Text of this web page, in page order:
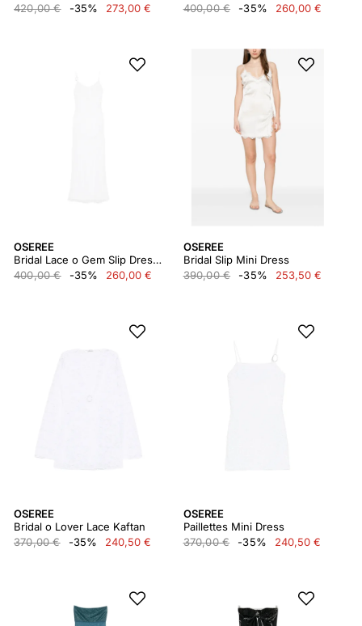
420,00 €
-35% 273,00 €
400,00 €
-35% 260,00 €
OSEREE
Bridal Lace o Gem Slip Dress w / Linning
400,00 €
-35% 260,00 €
OSEREE
Bridal Slip Mini Dress
390,00 €
-35% 253,50 €
OSEREE
Bridal o Lover Lace Kaftan
370,00 €
-35% 240,50 €
OSEREE
Paillettes Mini Dress
370,00 €
-35% 240,50 €